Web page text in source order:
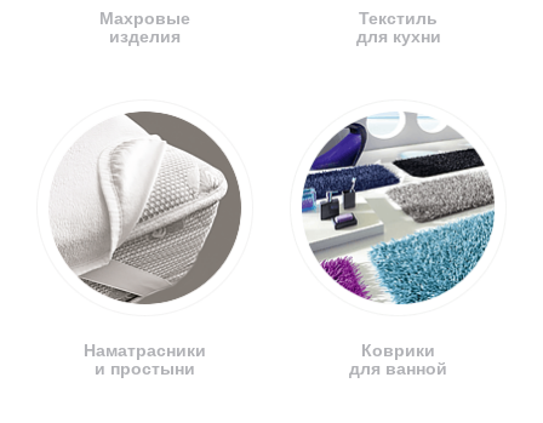
Махровые
изделия
Наматрасники
и простыни
Текстиль
для кухни
Коврики
для ванной